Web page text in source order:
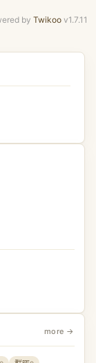
by Twikoo v1.7.11
more →